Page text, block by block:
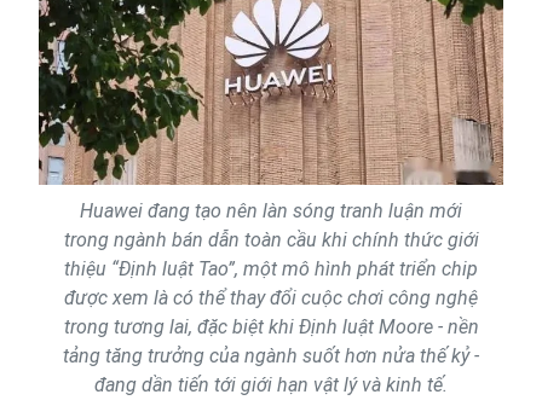
Huawei đang tạo nên làn sóng tranh luận mới
trong ngành bán dẫn toàn cầu khi chính thức giới
thiệu “Định luật Tao”, một mô hình phát triển chip
được xem là có thể thay đổi cuộc chơi công nghệ
trong tương lai, đặc biệt khi Định luật Moore - nền
tảng tăng trưởng của ngành suốt hơn nửa thế kỷ -
đang dần tiến tới giới hạn vật lý và kinh tế.